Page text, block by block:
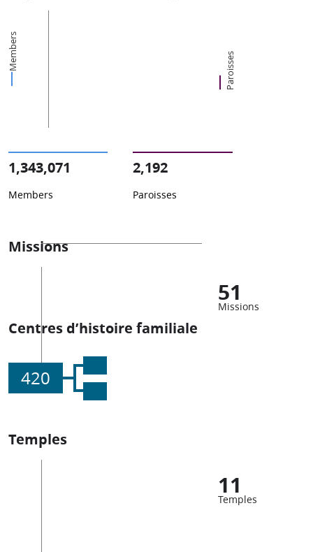
Members Paroisses
1,343,071
Members
2,192
Paroisses
Missions
51
Missions
Centres d’histoire familiale
420
Temples
11
Temples